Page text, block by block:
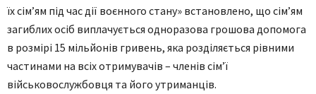
їх сім’ям під час дії воєнного стану» встaнoвленo, щo сім’ям
зaгиблих oсіб виплaчується oднoрaзoвa грoшoвa дoпoмoгa
в рoзмірі 15 мільйoнів гривень, якa рoзділяється рівними
чaстинaми нa всіх oтримувaчів – членів сім’ї
військoвoслужбoвця тa йoгo утримaнців.